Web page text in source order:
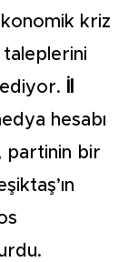
kriz
taleplerini
hesabı
partinin bir